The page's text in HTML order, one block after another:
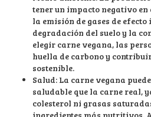
tener un impacto negativo en
la emisión de gases de
degradación del suelo y la
elegir carne vegana, las
huella de carbono y
sostenible.
Salud: La carne vegana
saludable que la carne real,
colesterol ni grasas
ingredientes más nutritivos.